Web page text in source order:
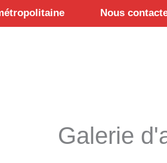
Nous
Galerie